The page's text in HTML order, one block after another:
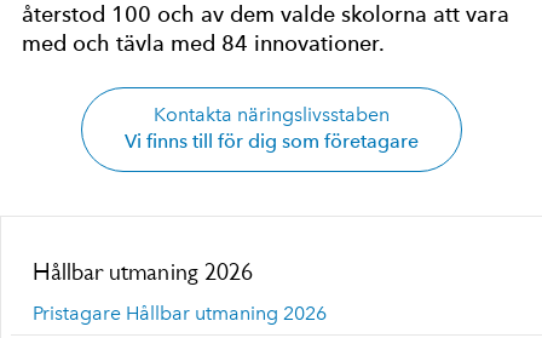
återstod 100 och av dem valde skolorna att vara
med och tävla med 84 innovationer.
Kontakta näringslivsstaben
Vi finns till för dig som företagare
Hållbar utmaning 2026
Pristagare Hållbar utmaning 2026